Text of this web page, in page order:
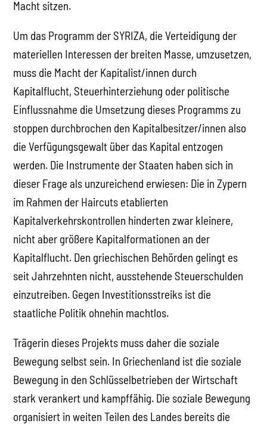
Macht sitzen.
Um das Programm der SYRIZA, die Verteidigung der
materiellen Interessen der breiten Masse, umzusetzen,
muss die Macht der Kapitalist/innen durch
Kapitalflucht, Steuerhinterziehung oder politische
Einflussnahme die Umsetzung dieses Programms zu
stoppen durchbrochen den Kapitalbesitzer/innen also
die Verfügungsgewalt über das Kapital entzogen
werden. Die Instrumente der Staaten haben sich in
dieser Frage als unzureichend erwiesen: Die in Zypern
im Rahmen der Haircuts etablierten
Kapitalverkehrskontrollen hinderten zwar kleinere,
nicht aber größere Kapitalformationen an der
Kapitalflucht. Den griechischen Behörden gelingt es
seit Jahrzehnten nicht, ausstehende Steuerschulden
einzutreiben. Gegen Investitionsstreiks ist die
staatliche Politik ohnehin machtlos.
Trägerin dieses Projekts muss daher die soziale
Bewegung selbst sein. In Griechenland ist die soziale
Bewegung in den Schlüsselbetrieben der Wirtschaft
stark verankert und kampffähig. Die soziale Bewegung
organisiert in weiten Teilen des Landes bereits die